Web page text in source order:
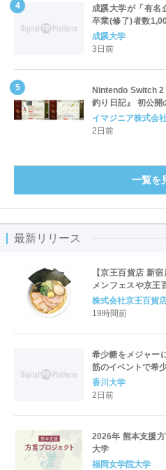
成蹊大学が「有名
卒業(修了)者数
全国第1位を獲得
4.3pt）に伸長、東
成蹊大学
3日前
Nintendo Switch
釣り日記』 初公開
公開！
イマジニア株式会
2日前
一覧を
最新リリース
【京王百貨店 新
メンフェスや京王
など、実演グルメ
出店の 「大北海道
株式会社京王百貨
19時間前
希少糖をメジャー
筋のイベントで希
香川大学
2日前
2026年 熊本支援
大学
福岡女学院大学